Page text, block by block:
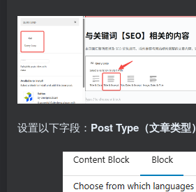
设置以下字段： Post Type（文章类型）